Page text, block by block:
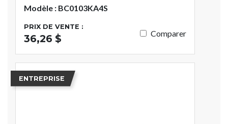
Modèle : BC0103KA4S
PRIX DE VENTE :
36,26 $ Comparer
ENTREPRISE